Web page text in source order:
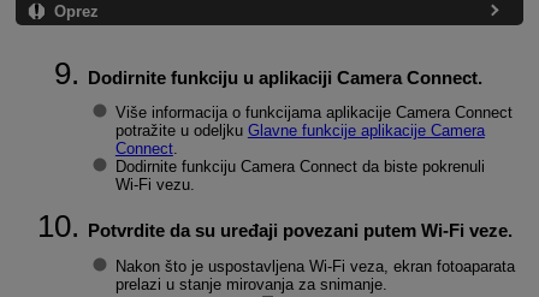
Oprez
Dodirnite funkciju u aplikaciji Camera Connect.
Više informacija o funkcijama aplikacije Camera Connect
potražite u odeljku Glavne funkcije aplikacije Camera
Connect.
Dodirnite funkciju Camera Connect da biste pokrenuli
Wi-Fi vezu.
Potvrdite da su uređaji povezani putem Wi-Fi veze.
Nakon što je uspostavljena Wi-Fi veza, ekran fotoaparata
prelazi u stanje mirovanja za snimanje.